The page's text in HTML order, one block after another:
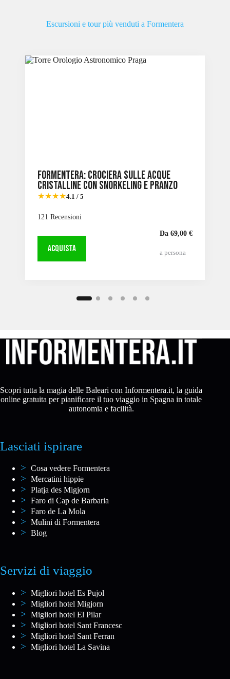
Escursioni e tour più venduti a Formentera
Formentera: Crociera sulle acque
cristalline con snorkeling e pranzo
★★★★4.1 / 5
121 Recensioni
ACQUISTA
Da 69,00 €
a persona
Scopri tutta la magia delle Baleari con Informentera.it, la guida
online gratuita per pianificare il tuo viaggio in Spagna in totale
autonomia e facilità.
Lasciati ispirare
Cosa vedere Formentera
Mercatini hippie
Platja des Migjorn
Faro di Cap de Barbaria
Faro de La Mola
Mulini di Formentera
Blog
Servizi di viaggio
Migliori hotel Es Pujol
Migliori hotel Migjorn
Migliori hotel El Pilar
Migliori hotel Sant Francesc
Migliori hotel Sant Ferran
Migliori hotel La Savina